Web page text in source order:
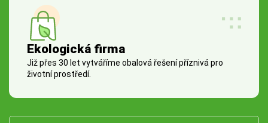
Ekologická firma
Již přes 30 let vytváříme obalová řešení příznivá pro
životní prostředí.